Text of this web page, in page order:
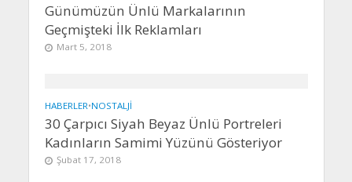
Günümüzün Ünlü Markalarının
Geçmişteki İlk Reklamları
Mart 5, 2018
HABERLER•NOSTALJI
30 Çarpıcı Siyah Beyaz Ünlü Portreleri
Kadınların Samimi Yüzünü Gösteriyor
Şubat 17, 2018